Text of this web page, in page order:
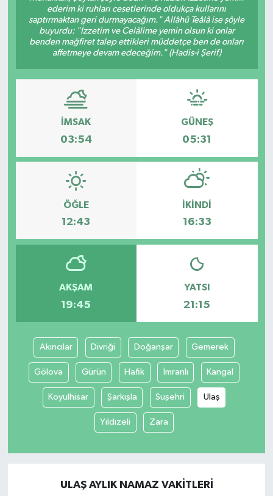
ederim ki ruhları cesetlerinde oldukça kullarını
saptırmaktan geri durmayacağım." Allâhü Teâlâ ise şöyle
buyurdu: "İzzetim ve Celâlime yemin olsun ki onlar
benden mağfiret talep ettikleri müddetçe ben de onları
affetmeye devam edeceğim." (Hadis-i Şerif)
İMSAK
03:54
GÜNEŞ
05:31
ÖĞLE
12:43
İKINDI
16:33
AKŞAM
19:45
YATSI
21:15
Akıncılar Divriği Doğanşar Gemerek
Gölova Gürün Hafik İmranlı Kangal
Koyulhisar Şarkışla Suşehri Ulaş
Yıldızeli Zara
ULAŞ AYLIK NAMAZ VAKITLERI